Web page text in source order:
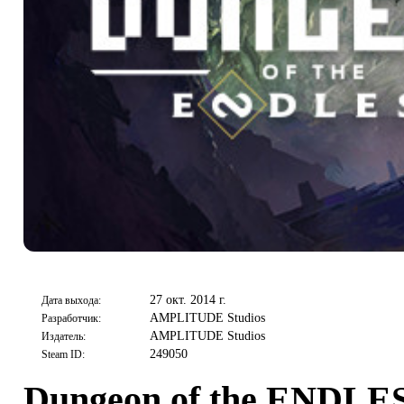
Дата выхода: 27 окт. 2014 г.
Разработчик: AMPLITUDE Studios
Издатель: AMPLITUDE Studios
Steam ID: 249050